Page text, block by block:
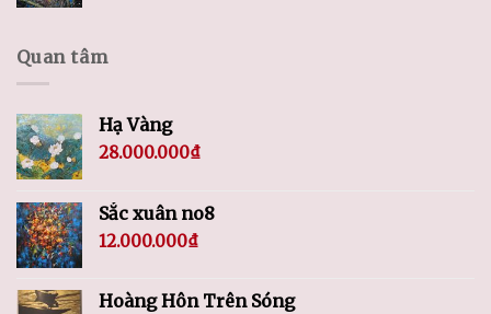
Quan tâm
Hạ Vàng
28.000.000₫
Sắc xuân no8
12.000.000₫
Hoàng Hôn Trên Sóng